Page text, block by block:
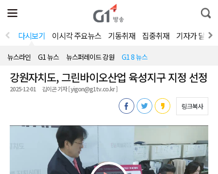
전
체
뉴
열
통
합
색
다시보기 이시각 주요뉴스 기동취재 집중취재 기자가 달려
뉴스라인 G1 뉴스 뉴스퍼레이드 강원 G1 8 뉴스
강원자치도, 그린바이오산업 육성지구 지정 선정
2025-12-01 김이곤 기자 [ yigon@g1tv.co.kr ]
링크복사